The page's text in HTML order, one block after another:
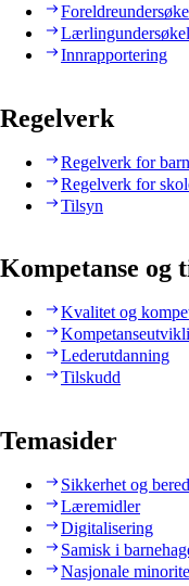
Innrapportering
Regelverk
Regelverk for
Regelverk for
Tilsyn
Kompetanse og
Kvalitet og
Lederutdanning
Tilskudd
Temasider
Sikkerhet og
Læremidler
Digitalisering
Samisk i
Nasjonale